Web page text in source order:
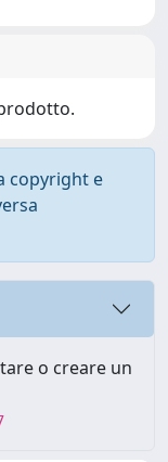
copyright e
o creare un